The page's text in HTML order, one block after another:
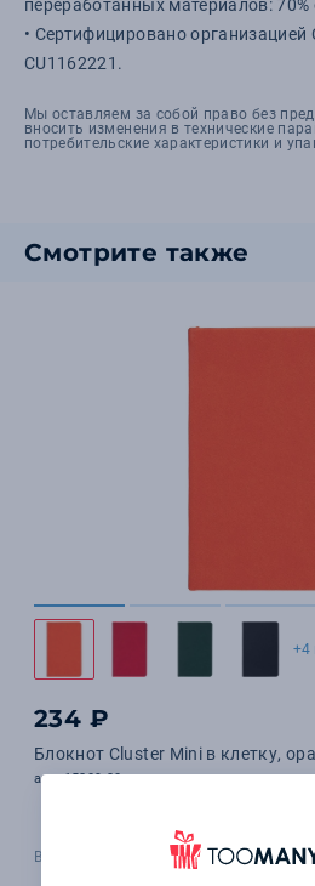
переработанных материалов:
• Сертифицировано организацией
CU1162221.
Мы оставляем за собой право без
вносить изменения в технические
потребительские характеристики и
Смотрите также
+4
234 ₽
Блокнот Cluster Mini в клетку,
арт. 15209.20
В наличии 7721 шт.